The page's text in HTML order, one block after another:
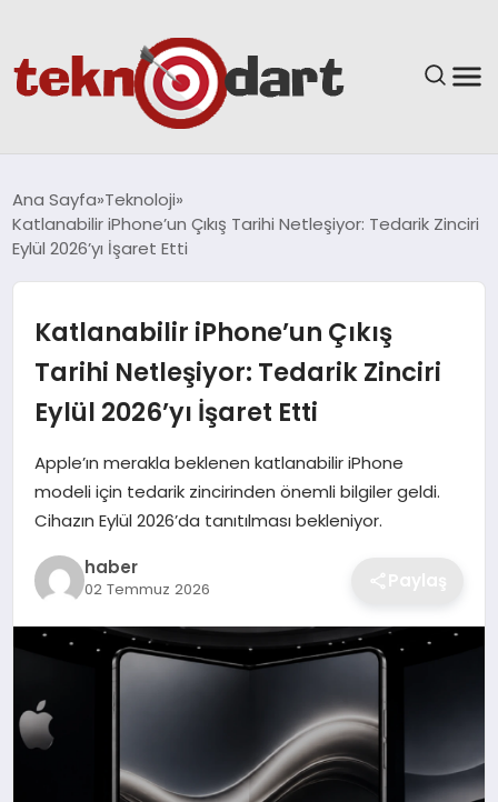
YAŞAM
GÜNDEM
SPOR
EKONOMI
MAGAZIN
OTOMOBIL
TEKNOLOJI
Ana Sayfa Teknoloji
Katlanabilir iPhone’un Çıkış Tarihi Netleşiyor: Tedarik Zinciri
Eylül 2026’yı İşaret Etti
Katlanabilir iPhone’un Çıkış
Tarihi Netleşiyor: Tedarik Zinciri
Eylül 2026’yı İşaret Etti
Apple’ın merakla beklenen katlanabilir iPhone
modeli için tedarik zincirinden önemli bilgiler geldi.
Cihazın Eylül 2026’da tanıtılması bekleniyor.
haber
02 Temmuz 2026